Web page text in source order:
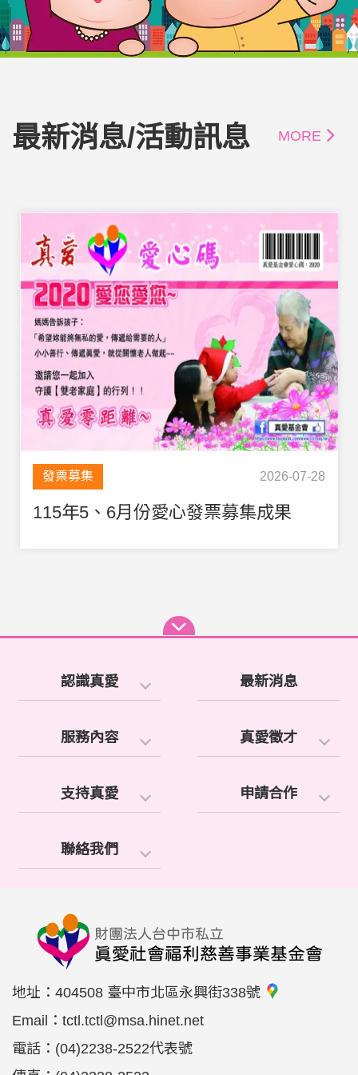
最新消息/活動訊息 MORE
發票募集 2026-07-28
115年5、6月份愛心發票募集成果
認識真愛 最新消息
服務內容 真愛徵才
支持真愛 申請合作
聯絡我們
地址： 404508 臺中市北區永興街338號
Email： tctl.tctl@msa.hinet.net
電話： (04)2238-2522代表號